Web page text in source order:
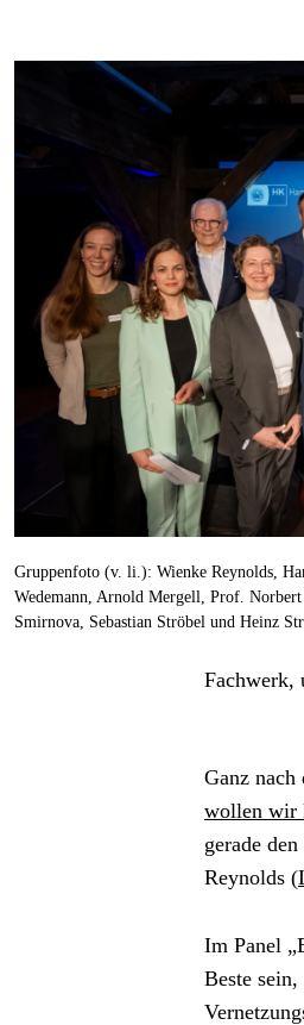
Gruppenfoto (v. li.): Wienke Reynolds,
Wedemann, Arnold Mergell, Prof.
Smirnova, Sebastian Ströbel und Heinz
Fachwerk,
Ganz
wollen wir
gerade
Reynolds (
Im Panel
Beste